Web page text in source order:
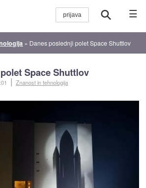
☰
» Danes poslednji polet Space Shuttlov
Space Shuttlov
Znanost in tehnologija